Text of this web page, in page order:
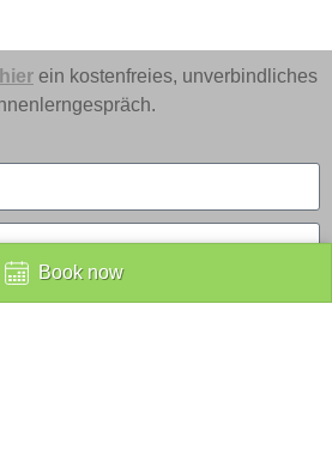
hier ein kostenfreies, unverbindliches
Book now